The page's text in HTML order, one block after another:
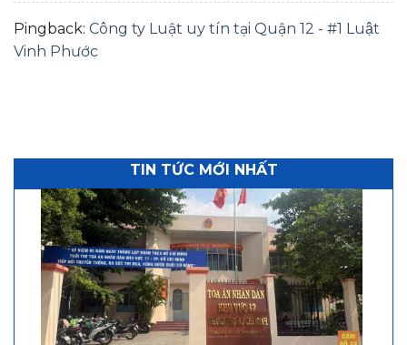
Pingback: Công ty Luật uy tín tại Quận 12 - #1 Luật
Vinh Phước
TIN TỨC MỚI NHẤT